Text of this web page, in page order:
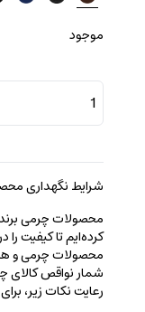
موجود
کیف
پول
آنتونیو
شرایط نگهداری
محصولات چرمی برند
کرده‌ایم تا کیفیت
محصولات چرمی و
شمار نواقص کالای
رعایت نکات زیر،